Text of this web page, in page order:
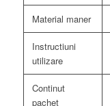
Material maner
Instructiuni
utilizare
Continut
pachet